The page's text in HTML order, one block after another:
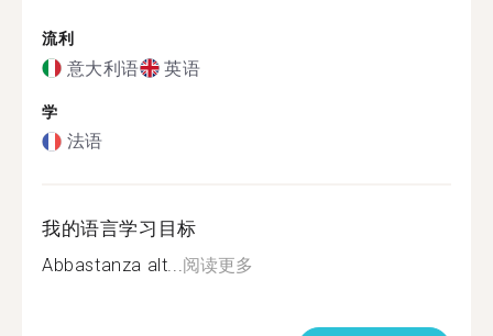
流利
意大利语 英语
学
法语
我的语言学习目标
Abbastanza alt...阅读更多